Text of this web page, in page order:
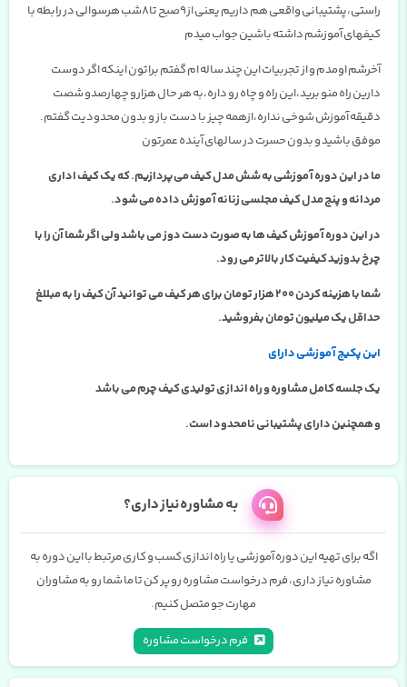
راستی،پشتیبانی واقعی هم داریم یعنی از۹صبح تا۸شب هرسوالی در رابطه با
کیفهای آموزشم داشته باشین جواب میدم
آخرشم اومدم و از تجربیات این چند ساله ام گفتم براتون اینکه اگر دوست
دارین راه منو برید،این راه و چاه رو داره،به هر حال هزارو چهارصدو شصت
دقیقه آموزش شوخی نداره،ازهمه چیز با دست باز و بدون محدودیت گفتم.
موفق باشید و بدون حسرت در سالهای آینده عمرتون
ما در این دوره آموزشی به شش مدل کیف می پردازیم. که یک کیف اداری
مردانه و پنج مدل کیف مجلسی زنانه آموزش داده می شود.
در این دوره آموزش کیف ها به صورت دست دوز می باشد ولی اگر شما آن را با
چرخ بدوزید کیفیت کار بالاتر می رود.
شما با هزینه کردن 200 هزار تومان برای هر کیف می توانید آن کیف را به مبللغ
حداقل یک میلیون تومان بفروشید.
این پکیج آموزشی دارای
یک جلسه کامل مشاوره و راه اندازی تولیدی کیف چرم می باشد
و همچنین دارای پشتیبانی نامحدود است.
به مشاوره نیاز داری؟
اگه برای تهیه این دوره آموزشی یا راه اندازی کسب و کاری مرتبط با این دوره به
مشاوره نیاز داری، فرم درخواست مشاوره رو پر کن تا ما شما رو به مشاوران
مهارت جو متصل کنیم.
فرم درخواست مشاوره